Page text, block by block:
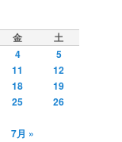
金
土
4
5
11
12
18
19
25
26
7月 »